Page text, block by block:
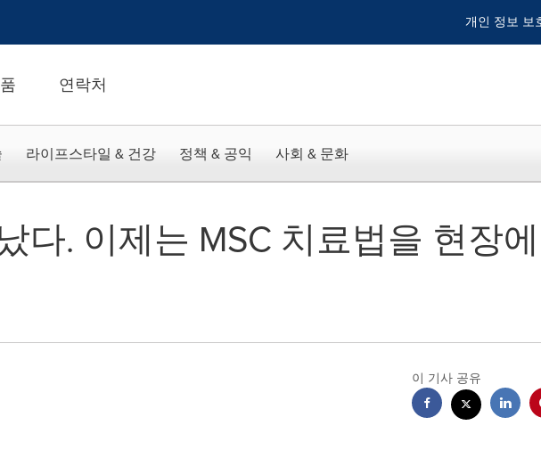
개인 정보 보
연락처
라이프스타일 & 건강 정책 & 공익 사회 & 문화
다. 이제는 MSC 치료법을 현장
이 기사 공유